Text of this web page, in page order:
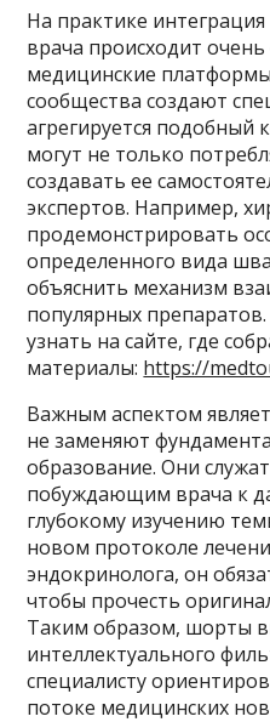
На практике
врача происходит
медицинские
сообщества создают
агрегируется подобный
могут не только
создавать ее
экспертов. Например,
продемонстрировать
определенного вида
объяснить механизм
популярных
узнать на сайте, где
материалы: https://
Важным аспектом
не заменяют
образование. Они
побуждающим врача к
глубокому изучению
новом протоколе
эндокринолога, он
чтобы прочесть
Таким образом, шорты
интеллектуального
специалисту
потоке медицинских